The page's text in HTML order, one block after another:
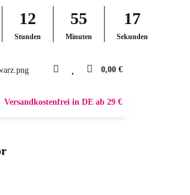
12
Stunden
55
Minuten
16
Sekunden
0,00 €
Versandkostenfrei in DE ab 29 €